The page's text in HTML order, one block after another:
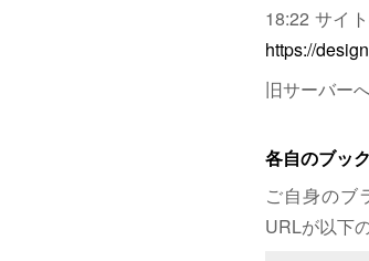
18:22 サイ
https://
旧サーバー
各自のブッ
ご自身のブ
URLが以下